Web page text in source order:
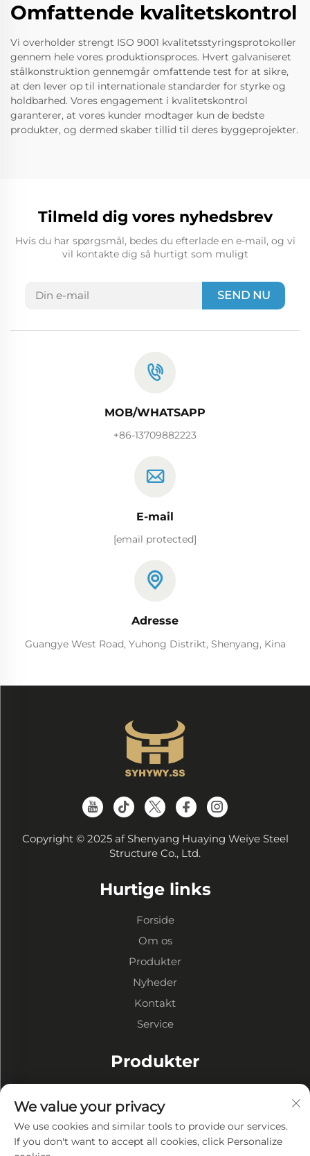
Omfattende kvalitetskontrol
Vi overholder strengt ISO 9001 kvalitetsstyringsprotokoller
gennem hele vores produktionsproces. Hvert galvaniseret
stålkonstruktion gennemgår omfattende test for at sikre,
at den lever op til internationale standarder for styrke og
holdbarhed. Vores engagement i kvalitetskontrol
garanterer, at vores kunder modtager kun de bedste
produkter, og dermed skaber tillid til deres byggeprojekter.
Tilmeld dig vores nyhedsbrev
Hvis du har spørgsmål, bedes du efterlade en e-mail, og vi
vil kontakte dig så hurtigt som muligt
SEND NU
MOB/WHATSAPP
+86-13709882223
E-mail
[email protected]
Adresse
Guangye West Road, Yuhong Distrikt, Shenyang, Kina
Copyright © 2025 af Shenyang Huaying Weiye Steel
Structure Co., Ltd.
Hurtige links
Forside
Om os
Produkter
Nyheder
Kontakt
Service
Produkter
Stålkonstruktion Værksteder
Stålkonstruktion Bygninger
We value your privacy
We use cookies and similar tools to provide our services.
If you don't want to accept all cookies, click Personalize